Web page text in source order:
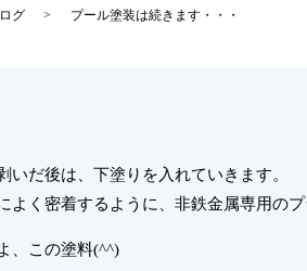
グ プール塗装は続きます・・・
いだ後は、下塗りを入れていきます。
よく密着するように、非鉄金属専用のプ
、この塗料(^^)